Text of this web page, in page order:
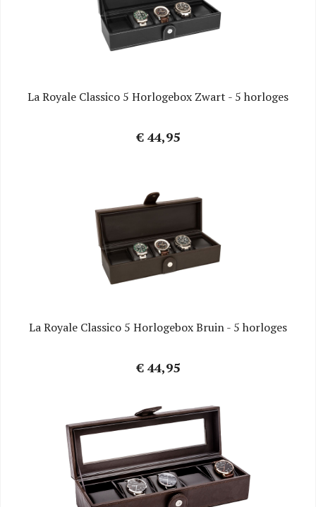
La Royale Classico 5 Horlogebox Zwart - 5 horloges
€ 44,95
La Royale Classico 5 Horlogebox Bruin - 5 horloges
€ 44,95